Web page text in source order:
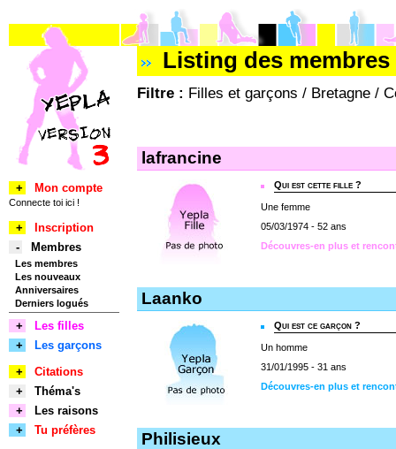
Listing des
Filtre : Filles et garçons / Bretagne /
lafrancine
Qui est cette fille ?
Une femme
05/03/1974 - 52 ans
Découvres-en plus et
Laanko
Qui est ce garçon ?
Un homme
31/01/1995 - 31 ans
Découvres-en plus et
Philisieux
+ Mon compte
Connecte toi ici !
+
Inscription
-
Membres
Les membres
Les nouveaux
Anniversaires
Derniers logués
+
Les filles
+
Les garçons
+
Citations
+
Théma's
+
Les raisons
+
Tu préfères